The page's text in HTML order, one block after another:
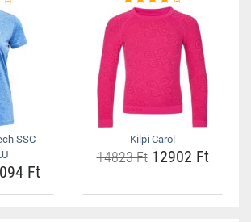
SSC -
Ft
Kilpi Carol
14823 Ft12902 Ft